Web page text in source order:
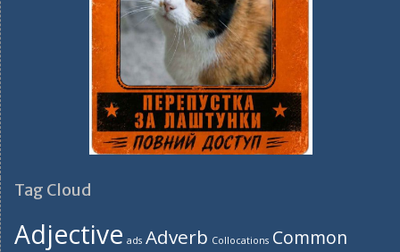
Tag Cloud
Adjective ads Adverb Collocations Common